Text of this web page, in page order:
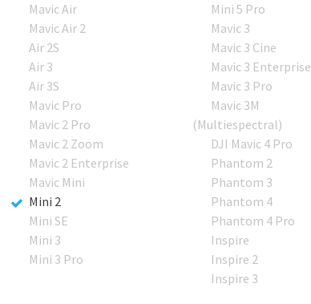
Mavic Air
Mavic Air 2
Air 2S
Air 3
Air 3S
Mavic Pro
Mavic 2 Pro
Mavic 2 Zoom
Mavic 2 Enterprise
Mavic Mini
Mini 2
Mini SE
Mini 3
Mini 3 Pro
Mini 5 Pro
Mavic 3
Mavic 3 Cine
Mavic 3 Enterprise
Mavic 3 Pro
Mavic 3M
(Multiespectral)
DJI Mavic 4 Pro
Phantom 2
Phantom 3
Phantom 4
Phantom 4 Pro
Inspire
Inspire 2
Inspire 3